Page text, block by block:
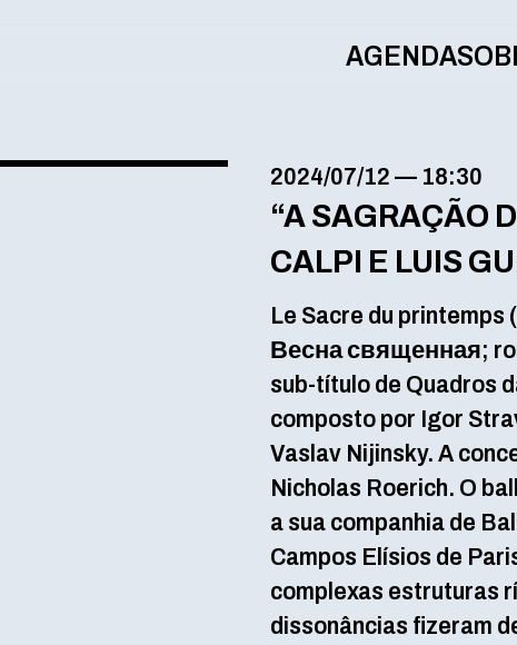
AGENDA
2024/07/12 — 18:30
“A SAGRAÇÃO
CALPI E LUIS
Le Sacre du printemps
Весна священная;
sub-título de Quadros
composto por Igor
Vaslav Nijinsky. A
Nicholas Roerich. O
a sua companhia de
Campos Elísios de
complexas estruturas
dissonâncias fizeram